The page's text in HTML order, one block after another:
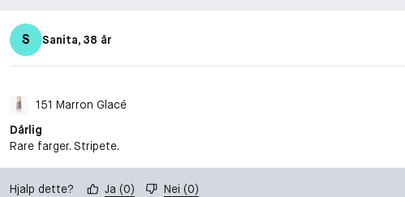
S Sanita, 38 år
151 Marron Glacé
Dårlig
Rare farger. Stripete.
Hjalp dette? Ja (0) Nei (0)